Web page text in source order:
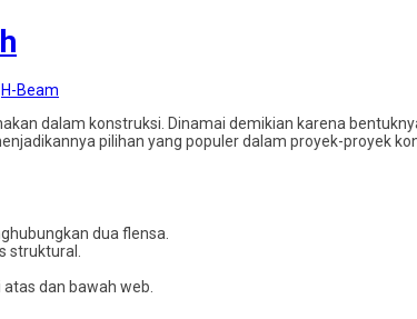
H-Beam
dalam konstruksi. Dinamai demikian karena
pilihan yang populer dalam proyek-proyek
dua flensa.
struktural.
dan bawah web.